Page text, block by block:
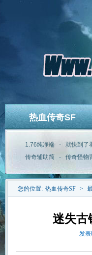
热血传奇SF
1.76纯净端 - 就快到了
传奇辅助简
- 传奇怪物
您的位置: 热血传奇SF >
迷失古
发